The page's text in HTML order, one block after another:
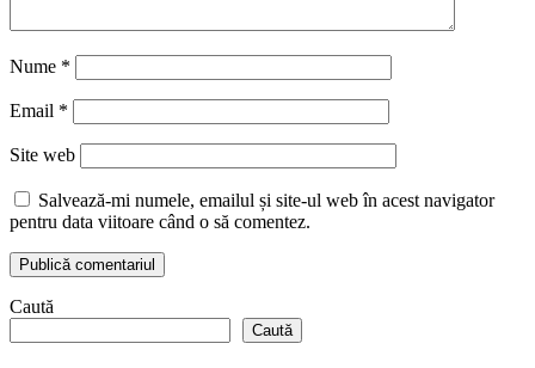
Nume *
Email *
Site web
Salvează-mi numele, emailul și site-ul web în acest navigator
pentru data viitoare când o să comentez.
Caută
Caută